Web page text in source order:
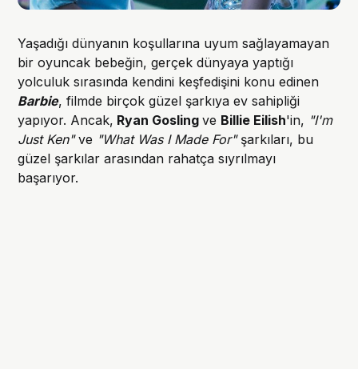
Yaşadığı dünyanın koşullarına uyum sağlayamayan
bir oyuncak bebeğin, gerçek dünyaya yaptığı
yolculuk sırasında kendini keşfedişini konu edinen
Barbie, filmde birçok güzel şarkıya ev sahipliği
yapıyor. Ancak, Ryan Goslingve Billie Eilish'in, "I'm
Just Ken"ve "What Was I Made For"şarkıları, bu
güzel şarkılar arasından rahatça sıyrılmayı
başarıyor.